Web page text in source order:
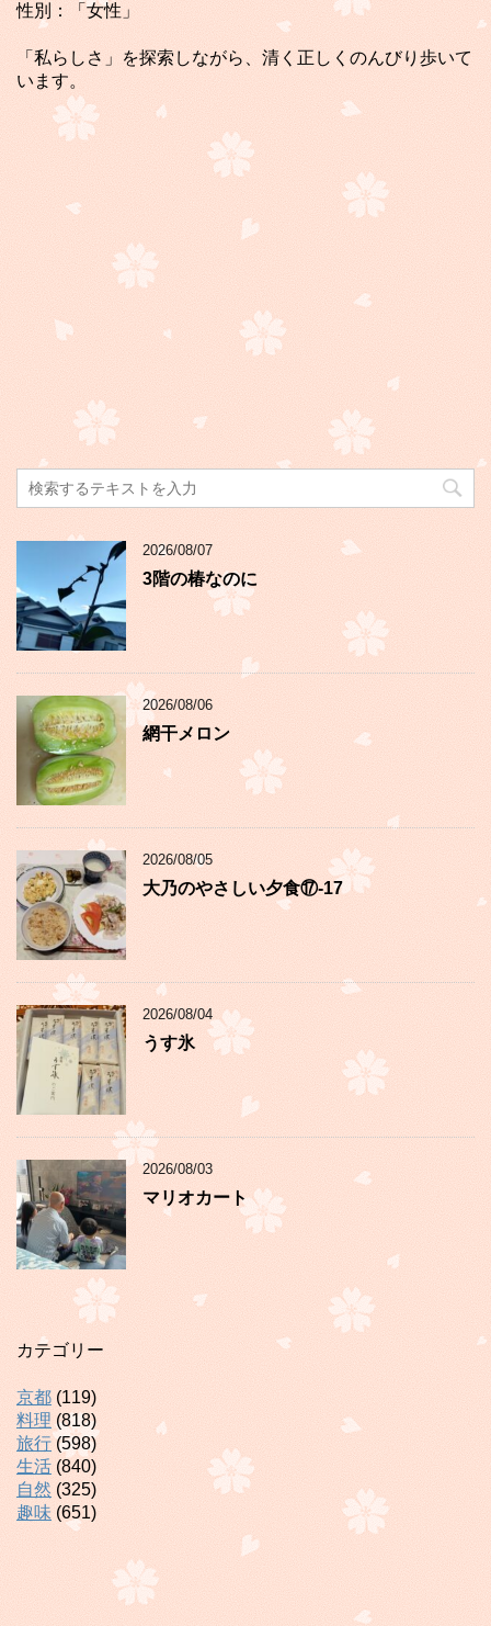
性別：「女性」
「私らしさ」を探索しながら、清く正しくのんびり歩いて
います。
2026/08/07
3階の椿なのに
2026/08/06
網干メロン
2026/08/05
大乃のやさしい夕食⑰-17
2026/08/04
うす氷
2026/08/03
マリオカート
カテゴリー
京都 (119)
料理 (818)
旅行(598)
生活 (840)
自然 (325)
趣味 (651)